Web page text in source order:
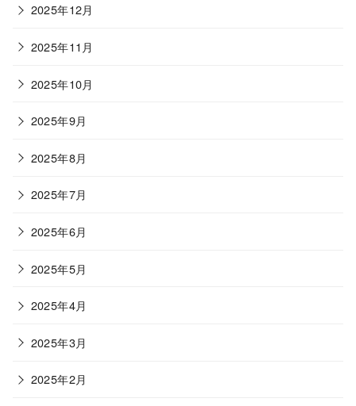
2025年12月
2025年11月
2025年10月
2025年9月
2025年8月
2025年7月
2025年6月
2025年5月
2025年4月
2025年3月
2025年2月